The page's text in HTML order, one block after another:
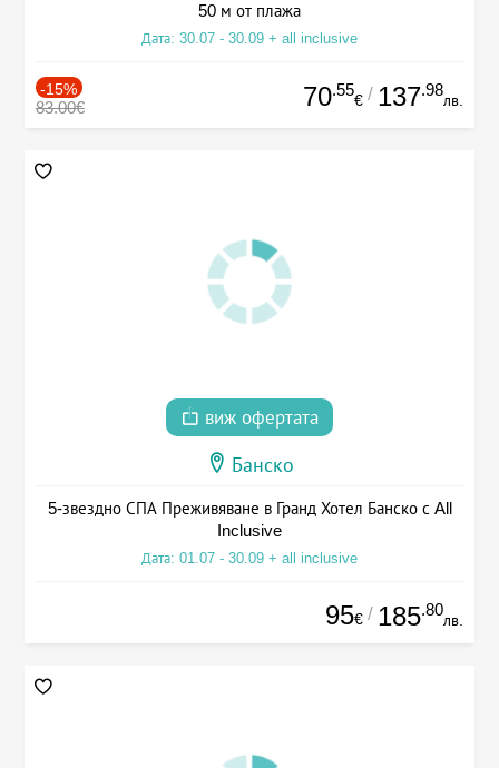
50 м от плажа
Дата: 30.07 - 30.09 + all inclusive
-15%
83.00€ 70.55
€ / 137.98
лв.
виж офертата
Банско
5-звездно СПА Преживяване в Гранд Хотел Банско с All
Inclusive
Дата: 01.07 - 30.09 + all inclusive
95€ / 185.80
лв.